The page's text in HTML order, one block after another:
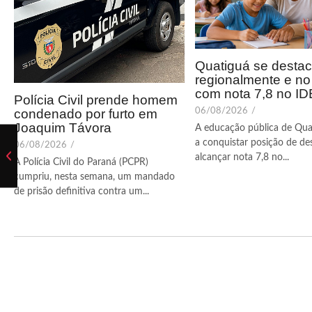
Polícia Civil prende homem
condenado por furto em
Joaquim Távora
06/08/2026 /
A Polícia Civil do Paraná (PCPR)
cumpriu, nesta semana, um mandado
de prisão definitiva contra um...
Quatiguá se
regionalmente e
com nota 7,8 no
06/08/2026 /
A educação pública de
a conquistar posição de
alcançar nota 7,8 no...